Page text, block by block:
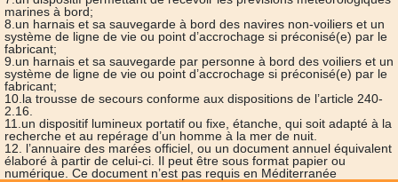
marines à bord;
8.un harnais et sa sauvegarde à bord des navires non-voiliers et un
système de ligne de vie ou point d’accrochage si préconisé(e) par le
fabricant;
9.un harnais et sa sauvegarde par personne à bord des voiliers et un
système de ligne de vie ou point d’accrochage si préconisé(e) par le
fabricant;
10.la trousse de secours conforme aux dispositions de l’article 240-
2.16.
11.un dispositif lumineux portatif ou fixe, étanche, qui soit adapté à la
recherche et au repérage d’un homme à la mer de nuit.
12. l’annuaire des marées officiel, ou un document annuel équivalent
élaboré à partir de celui-ci. Il peut être sous format papier ou
numérique. Ce document n’est pas requis en Méditerranée